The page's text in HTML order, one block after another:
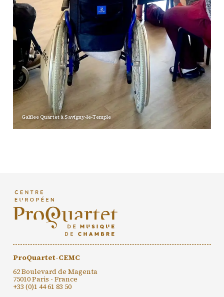
Galilee Quartet àSavigny-le-Temple
ProQuartet-CEMC
62 Boulevard de Magenta
75010 Paris - France
+33 (0)1 44 61 83 50